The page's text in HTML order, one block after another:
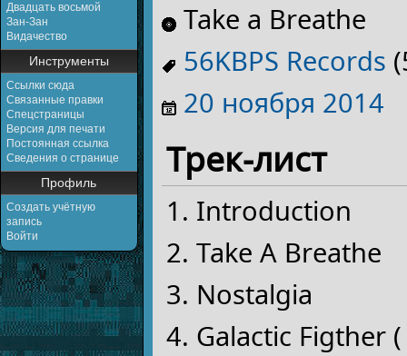
Двадцать восьмой
Зан-Зан
Видачество
Инструменты
Ссылки сюда
Связанные правки
Спецстраницы
Версия для печати
Постоянная ссылка
Сведения о странице
Профиль
Создать учётную
запись
Войти
Take a Breathe
56KBPS Records
20 ноября 2014
Трек-лист
Introduction
Take A Breathe
Nostalgia
Galactic Figther